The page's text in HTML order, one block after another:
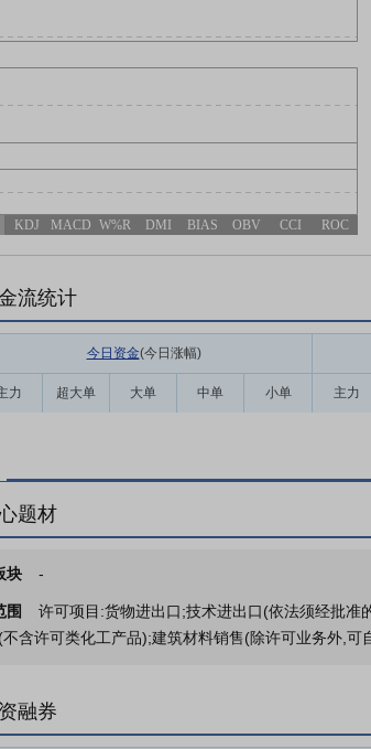
KDJ MACD W%R DMI BIAS OBV CCI ROC
流统计
今日资金(今日涨幅)
力 超大单 大单 中单 小单 主力
题材
块 -
围
许可项目:货物进出口;技术进出口(依法须经批
含许可类化工产品);建筑材料销售(除许可业务外,
公司母公司作为投资控股型公司,主要通过控股
业
保险行业面临着新的机遇与挑战。一方面,随着
融券